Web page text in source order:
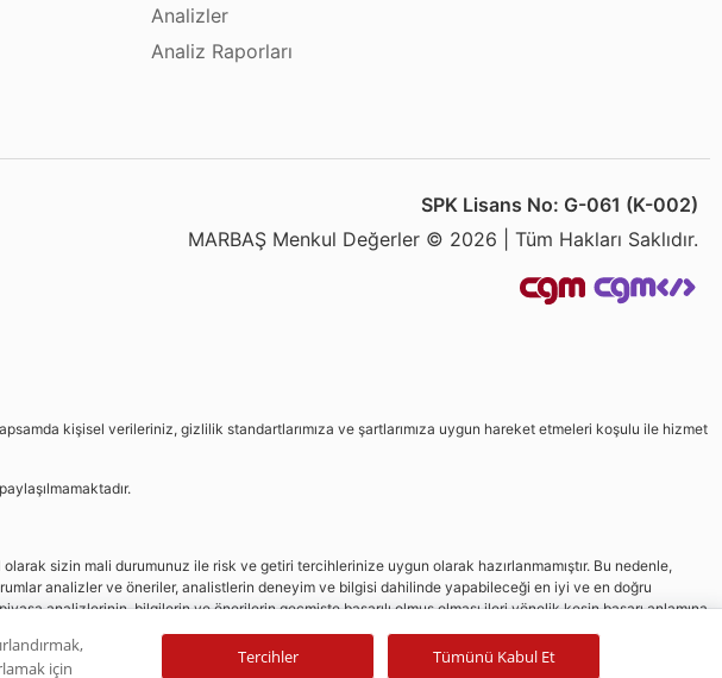
Analizler
Analiz Raporları
SPK Lisans No: G-061 (K-002)
MARBAŞ Menkul Değerler © 2026 | Tüm Hakları Saklıdır.
kişisel verileriniz, gizlilik standartlarımıza ve şartlarımıza uygun hareket etmeleri koşulu ile hizmet
sizin mali durumunuz ile risk ve getiri tercihlerinize uygun olarak hazırlanmamıştır. Bu nedenle,
analizler ve öneriler, analistlerin deneyim ve bilgisi dahilinde yapabileceği en iyi ve en doğru
analizlerinin, bilgilerin ve önerilerin geçmişte başarılı olmuş olması ileri yönelik kesin başarı anlamına
için
Tercihler Tümünü Kabul Et